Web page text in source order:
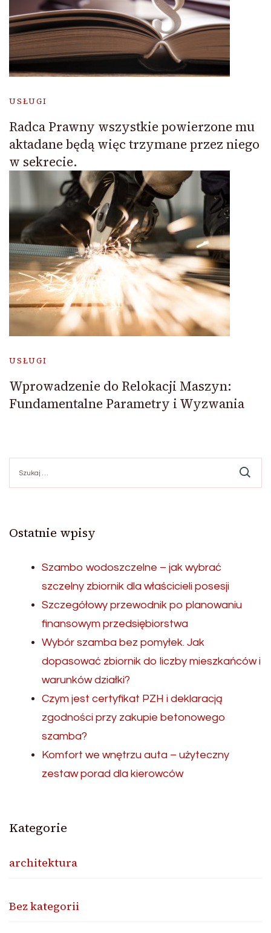
USŁUGI
Radca Prawny wszystkie powierzone mu
aktadane będą więc trzymane przez niego
w sekrecie.
USŁUGI
Wprowadzenie do Relokacji Maszyn:
Fundamentalne Parametry i Wyzwania
Ostatnie wpisy
Szambo wodoszczelne – jak wybrać
szczelny zbiornik dla właścicieli posesji
Szczegółowy przewodnik po planowaniu
finansowym przedsiębiorstwa
Wybór szamba bez pomyłek. Jak
dopasować zbiornik do liczby mieszkańców i
warunków działki?
Czym jest certyfikat PZH i deklaracją
zgodności przy zakupie betonowego
szamba?
Komfort we wnętrzu auta – użyteczny
zestaw porad dla kierowców
Kategorie
architektura
Bez kategorii